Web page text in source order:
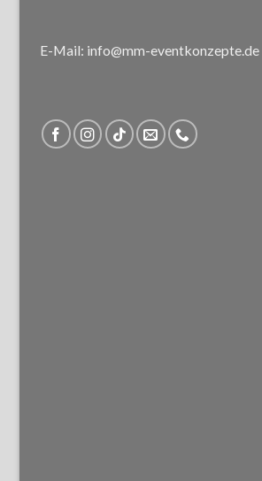
E-Mail: info@mm-eventkonzepte.de